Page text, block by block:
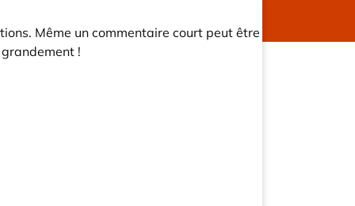
Même un commentaire court peut être
!